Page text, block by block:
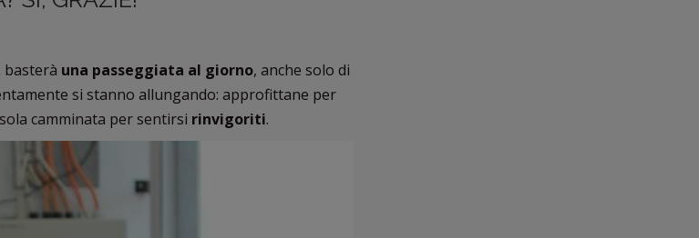
: basterà una passeggiata al giorno, anche solo di
si stanno allungando: approfittane per
camminata per sentirsi rinvigoriti.